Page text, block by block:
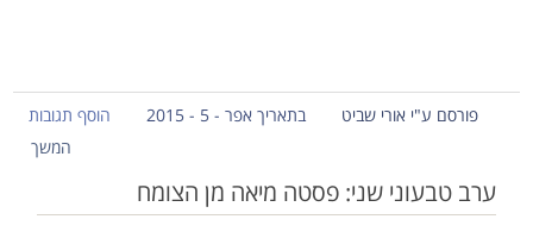
פורסם ע"י אורי שביט בתאריך אפר - 5 - 2015
הוסף תגובות
המשך
ערב טבעוני שני: פסטה מיאה מן הצומח